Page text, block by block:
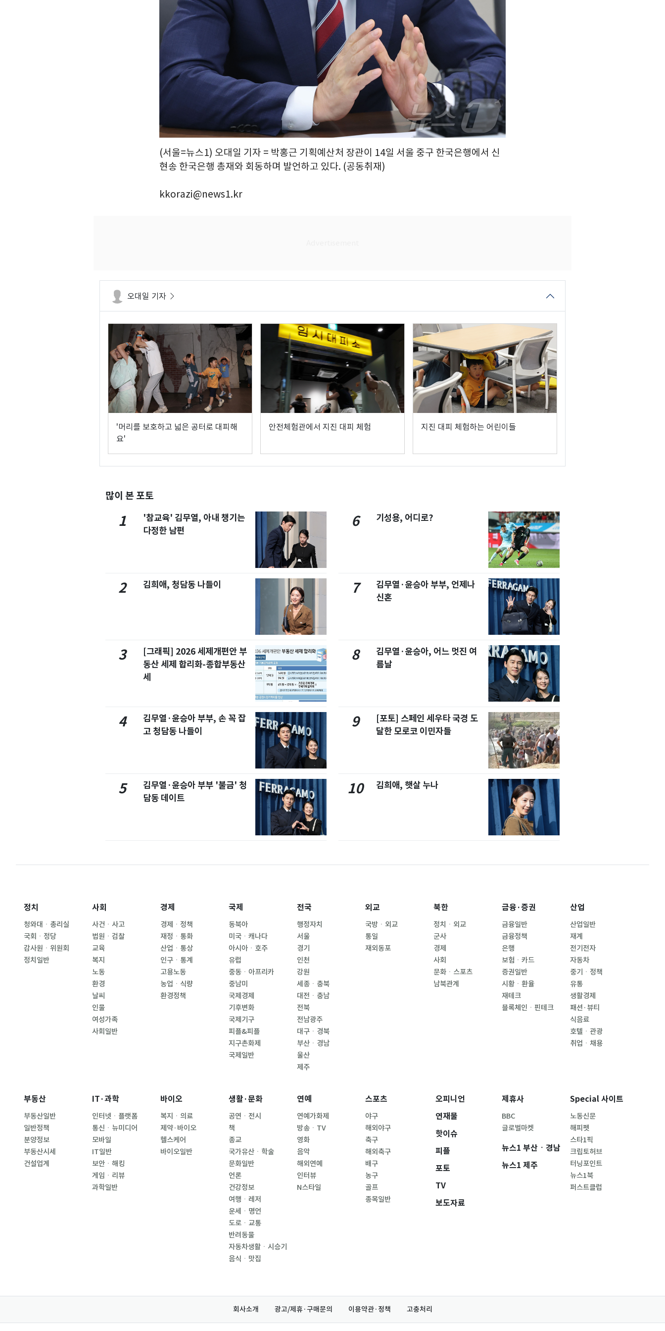
(서울=뉴스1) 오대일 기자 = 박홍근 기획예산처 장관이 14일 서울 중구 한국은행에서 신
현송 한국은행 총재와 회동하며 발언하고 있다. (공동취재)
kkorazi@news1.kr
오대일 기자
'머리를 보호하고 넓은 공터로 대피해
요'
안전체험관에서 지진 대피 체험 지진 대피 체험하는 어린이들
많이 본 포토
1
'참교육' 김무열, 아내 챙기는
다정한 남편
2 김희애, 청담동 나들이
3
[그래픽] 2026 세제개편안 부
동산 세제 합리화-종합부동산
세
4
김무열·윤승아 부부, 손 꼭 잡
고 청담동 나들이
5
김무열·윤승아 부부 '불금' 청
담동 데이트
6 기성용, 어디로?
7
김무열·윤승아 부부, 언제나
신혼
8
김무열·윤승아, 어느 멋진 여
름날
9
[포토] 스페인 세우타 국경 도
달한 모로코 이민자들
10 김희애, 햇살 누나
정치
청와대ㆍ총리실
국회ㆍ정당
감사원ㆍ위원회
정치일반
사회
사건ㆍ사고
법원ㆍ검찰
교육
복지
노동
환경
날씨
인물
여성가족
사회일반
경제
경제ㆍ정책
재정ㆍ통화
산업ㆍ통상
인구ㆍ통계
고용노동
농업ㆍ식량
환경정책
국제
동북아
미국ㆍ캐나다
아시아ㆍ호주
유럽
중동ㆍ아프리카
중남미
국제경제
기후변화
국제기구
피플&피플
지구촌화제
국제일반
전국
행정자치
서울
경기
인천
강원
세종ㆍ충북
대전ㆍ충남
전북
전남광주
대구ㆍ경북
부산ㆍ경남
울산
제주
외교
국방ㆍ외교
통일
재외동포
북한
정치ㆍ외교
군사
경제
사회
문화ㆍ스포츠
남북관계
금융·증권
금융일반
금융정책
은행
보험ㆍ카드
증권일반
시황ㆍ환율
재테크
블록체인ㆍ핀테크
산업
산업일반
재계
전기전자
자동차
중기ㆍ정책
유통
생활경제
패션·뷰티
식음료
호텔ㆍ관광
취업ㆍ채용
부동산
부동산일반
일반정책
분양정보
부동산시세
건설업계
IT·과학
인터넷ㆍ플랫폼
통신ㆍ뉴미디어
모바일
IT일반
보안ㆍ해킹
게임ㆍ리뷰
과학일반
바이오
복지ㆍ의료
제약·바이오
헬스케어
바이오일반
생활·문화
공연ㆍ전시
책
종교
국가유산ㆍ학술
문화일반
언론
건강정보
여행ㆍ레저
운세ㆍ명언
도로ㆍ교통
반려동물
자동차생활ㆍ시승기
음식ㆍ맛집
연예
연예가화제
방송ㆍTV
영화
음악
해외연예
인터뷰
N스타일
스포츠
야구
해외야구
축구
해외축구
배구
농구
골프
종목일반
오피니언
연재물
핫이슈
피플
포토
TV
보도자료
제휴사
BBC
글로벌마켓
뉴스1 부산ㆍ경남
뉴스1 제주
Special 사이트
노동신문
해피펫
스타1픽
크립토허브
터닝포인트
뉴스1북
퍼스트클럽
회사소개 광고/제휴·구매문의 이용약관·정책 고충처리